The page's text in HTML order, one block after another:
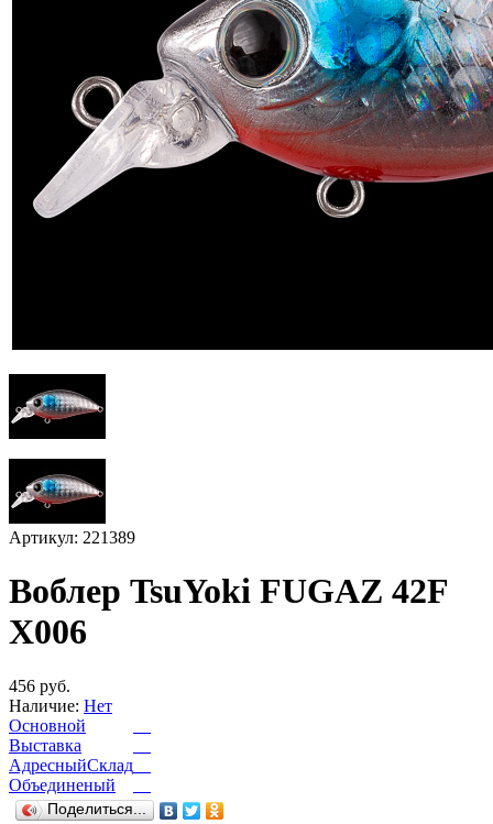
Артикул: 221389
Воблер TsuYoki FUGAZ 42F
X006
456 руб.
Наличие: Нет
Основной
Выставка
АдресныйСклад
Объединеный
Поделиться...